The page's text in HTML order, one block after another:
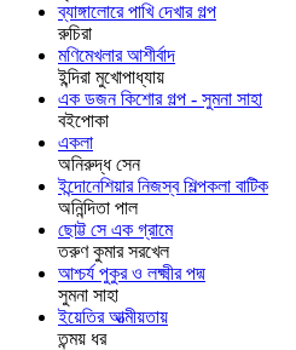
ব্যাঙ্গালোরে পাখি দেখার গল্প
রুচিরা
মণিমেখলার আশীর্বাদ
ইন্দিরা মুখোপাধ্যায়
এক ডজন কিশোর গল্প - সুমনা সাহা
বইপোকা
একলা
অনিরুদ্ধ সেন
ইন্দোনেশিয়ার নিজস্ব শিল্পকলা বাটিক
অনিন্দিতা পাল
ছোট্ট সে এক গ্রামে
তরুণ কুমার সরখেল
আশ্চর্য পুকুর ও লক্ষ্মীর পদ্ম
সুমনা সাহা
ইয়েতির আত্মীয়তায়
তন্ময় ধর